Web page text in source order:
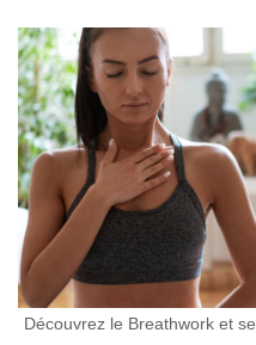
Découvrez le Breathwork et